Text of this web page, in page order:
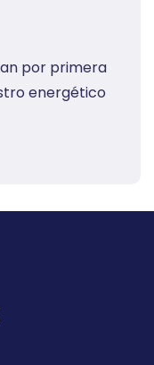
por primera
energético